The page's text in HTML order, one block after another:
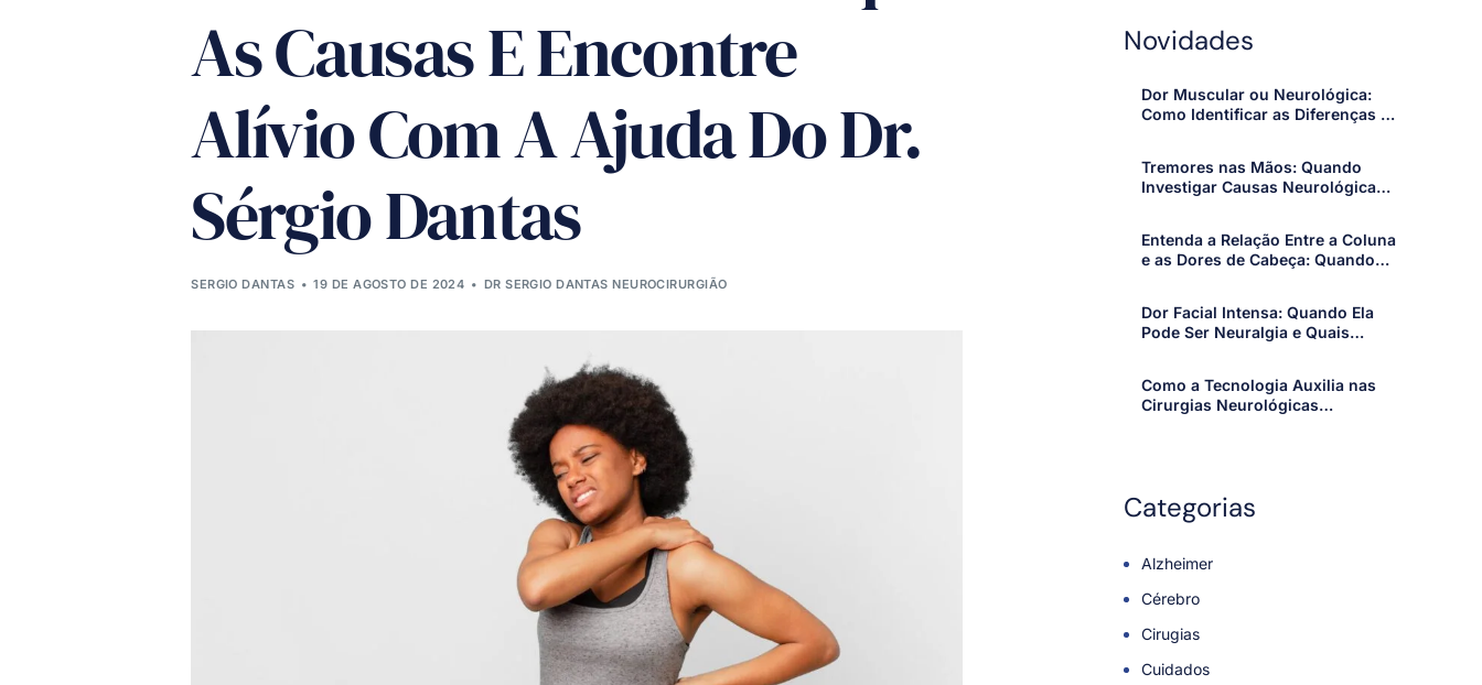
As Causas E Encontre
Alívio Com A Ajuda Do Dr.
Sérgio Dantas
SERGIO DANTAS 19 DE AGOSTO DE 2024 DR SERGIO DANTAS NEUROCIRURGIÃO
Novidades
Dor Muscular ou Neurológica:
Como Identificar as Diferenças e
Tremores nas Mãos: Quando
Investigar Causas Neurológicas
Entenda a Relação Entre a Coluna
e as Dores de Cabeça: Quando
Dor Facial Intensa: Quando Ela
Pode Ser Neuralgia e Quais
Como a Tecnologia Auxilia nas
Cirurgias Neurológicas
Categorias
Alzheimer
Cérebro
Cirugias
Cuidados